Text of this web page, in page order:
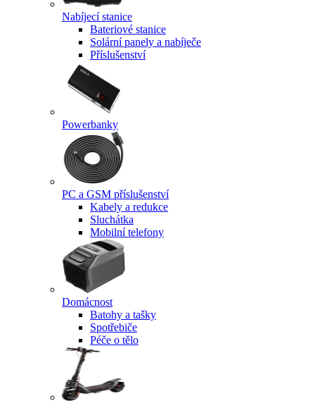
Nabíjecí stanice
Bateriové stanice
Solární panely a nabíječe
Příslušenství
Powerbanky
PC a GSM příslušenství
Kabely a redukce
Sluchátka
Mobilní telefony
Domácnost
Batohy a tašky
Spotřebiče
Péče o tělo